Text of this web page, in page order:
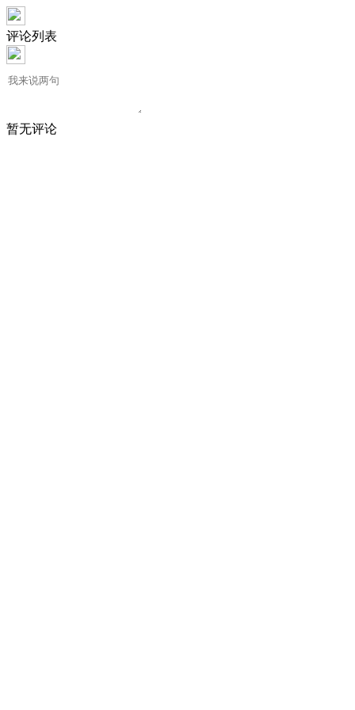
评论列表
暂无评论